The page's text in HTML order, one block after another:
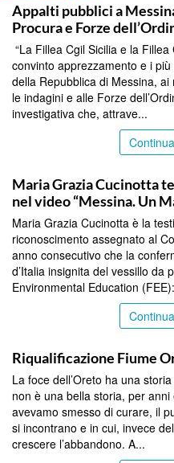
Appalti pubblici a
Procura e Forze
“La Fillea Cgil Sicilia e la
convinto apprezzamento e i
della Repubblica di Messina,
le indagini e alle Forze
investigativa che, attrave...
Maria Grazia Cucinotta
nel video “Messina. Un
Maria Grazia Cucinotta è la
riconoscimento assegnato al
anno consecutivo che la
d’Italia insignita del vessillo da
Environmental Education
Riqualificazione Fiume
La foce dell’Oreto ha una
non è una bella storia, per
avevamo smesso di curare, il
si incontrano e in cui, invece
crescere l’abbandono. A...